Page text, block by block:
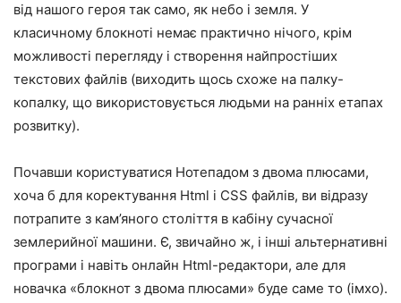
від нашого героя так само, як небо і земля. У
класичному блокноті немає практично нічого, крім
можливості перегляду і створення найпростіших
текстових файлів (виходить щось схоже на палку-
копалку, що використовується людьми на ранніх етапах
розвитку).
Почавши користуватися Нотепадом з двома плюсами,
хоча б для коректування Html і CSS файлів, ви відразу
потрапите з кам’яного століття в кабіну сучасної
землерийної машини. Є, звичайно ж, і інші альтернативні
програми і навіть онлайн Html-редактори, але для
новачка «блокнот з двома плюсами» буде саме то (імхо).